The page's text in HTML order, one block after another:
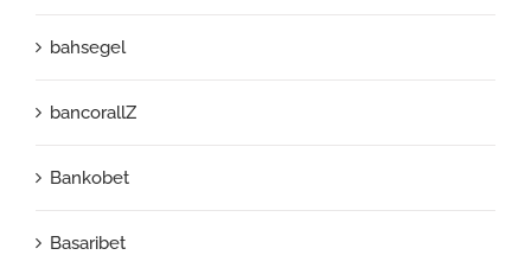
bahsegel
bancorallZ
Bankobet
Basaribet